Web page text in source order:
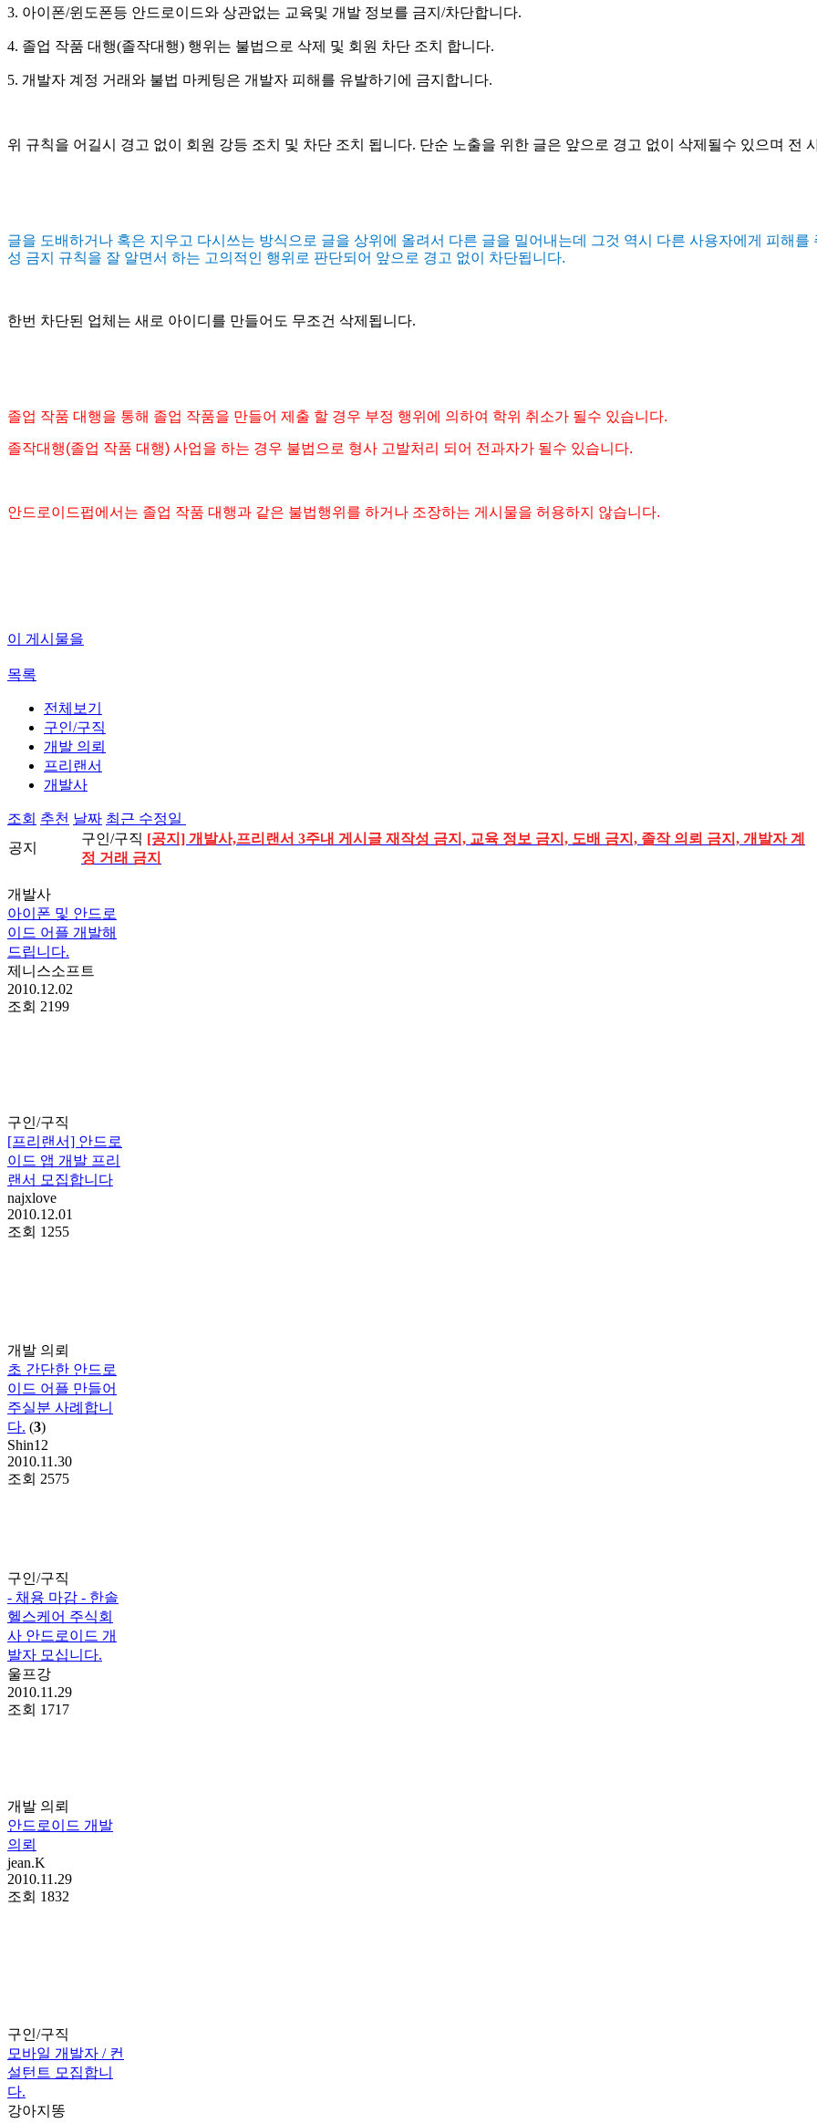
3. 아이폰/윈도폰등 안드로이드와 상관없는 교육및 개발 정보를 금지/차단합니다.
4. 졸업 작품 대행(졸작대행) 행위는 불법으로 삭제 및 회원 차단 조치 합니다.
5. 개발자 계정 거래와 불법 마케팅은 개발자 피해를 유발하기에 금지합니다.
위 규칙을 어길시 경고 없이 회원 강등 조치 및 차단 조치 됩니다. 단순 노출을 위한 글은 앞으로 경고 없이 삭제될수 있으며 전
글을 도배하거나 혹은 지우고 다시쓰는 방식으로 글을 상위에 올려서 다른 글을 밀어내는데 그것 역시 다른 사용자에게 피해
성 금지 규칙을 잘 알면서 하는 고의적인 행위로 판단되어 앞으로 경고 없이 차단됩니다.
한번 차단된 업체는 새로 아이디를 만들어도 무조건 삭제됩니다.
졸업 작품 대행을 통해 졸업 작품을 만들어 제출 할 경우 부정 행위에 의하여 학위 취소가 될수 있습니다.
졸작대행(졸업 작품 대행) 사업을 하는 경우 불법으로 형사 고발처리 되어 전과자가 될수 있습니다.
안드로이드펍에서는 졸업 작품 대행과 같은 불법행위를 하거나 조장하는 게시물을 허용하지 않습니다.
이 게시물을
목록
전체보기
구인/구직
개발 의뢰
프리랜서
개발사
조회 추천 날짜 최근 수정일
공지
구인/구직 [공지] 개발사,프리랜서 3주내 게시글 재작성 금지, 교육 정보 금지, 도배 금지, 졸작 의뢰 금지, 개발자 계
정 거래 금지
개발사
아이폰 및 안드로
이드 어플 개발해
드립니다.
제니스소프트
2010.12.02
조회 2199
구인/구직
[프리랜서] 안드로
이드 앱 개발 프리
랜서 모집합니다
najxlove
2010.12.01
조회 1255
개발 의뢰
초 간단한 안드로
이드 어플 만들어
주실분 사례합니
다. (3)
Shin12
2010.11.30
조회 2575
구인/구직
- 채용 마감 - 한솔
헬스케어 주식회
사 안드로이드 개
발자 모십니다.
울프강
2010.11.29
조회 1717
개발 의뢰
안드로이드 개발
의뢰
jean.K
2010.11.29
조회 1832
구인/구직
모바일 개발자 / 컨
설턴트 모집합니
다.
강아지똥